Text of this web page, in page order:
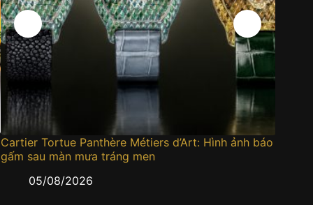
Cartier Tortue Panthère Métiers d’Art: Hình ảnh báo
gấm sau màn mưa tráng men
05/08/2026